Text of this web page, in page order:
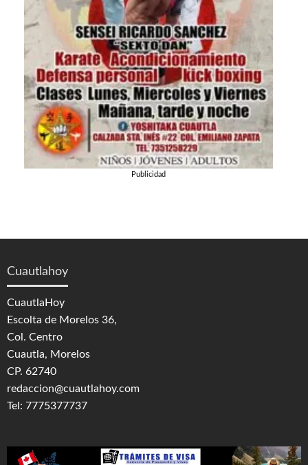
Publicidad
Cuautlahoy
CuautlaHoy
Escolta de Morelos 36,
Col. Centro
Cuautla, Morelos
CP. 62740
redaccion@cuautlahoy.com
Tel: 7775377737